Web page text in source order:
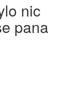
nic
pana